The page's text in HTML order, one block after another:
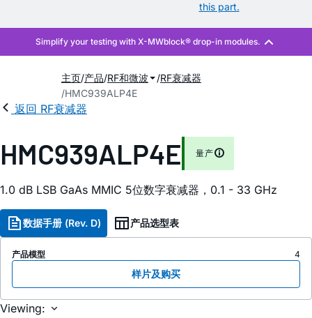
this part.
主页 产品 RF和微波
RF衰减器
HMC939ALP4E
返回 RF衰减器
HMC939ALP4E 量产
1.0 dB LSB GaAs MMIC 5位数字衰减器，0.1 - 33 GHz
数据手册 (Rev. D) 产品选型表
产品模型 4
样片及购买
Viewing: